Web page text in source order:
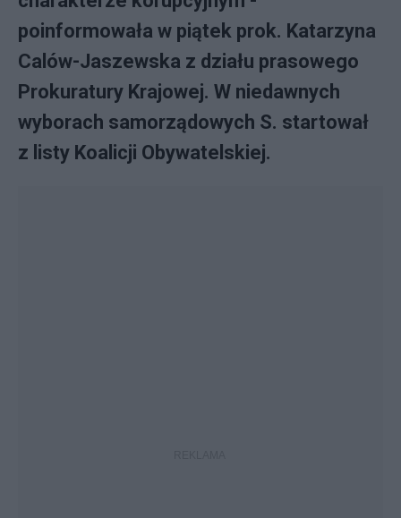
poinformowała w piątek prok. Katarzyna
Calów-Jaszewska z działu prasowego
Prokuratury Krajowej. W niedawnych
wyborach samorządowych S. startował
z listy Koalicji Obywatelskiej.